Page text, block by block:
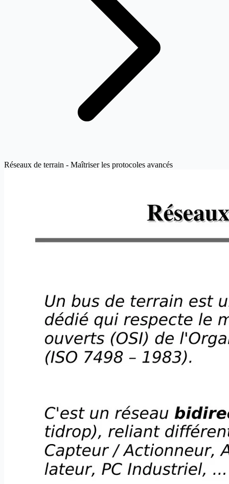
Réseaux de terrain - Maîtriser les protocoles avancés